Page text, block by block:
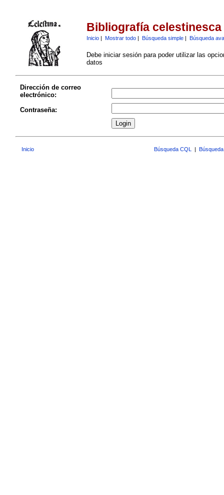
Bibliografía celestinesca
Inicio| Mostrar todo| Búsqueda simple| Búsqueda
Debe iniciar sesión para poder utilizar las
datos
Dirección de correo
electrónico:
Contraseña:
Inicio Búsqueda CQL |